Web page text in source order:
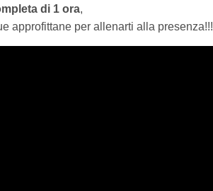
di 1 ora,
approfittane per allenarti alla presenza!!!